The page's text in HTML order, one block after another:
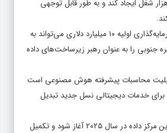
همراه با حدود ۱۰ هزار شغل ایجاد کند و به طور قابل توجهی
ارزش کل این پروژه با سرمایه‌گذاری اولیه ۱۰ میلیارد دلاری می‌تواند به
کره جنوبی را به عنوان رهبر زیرساخت‌های داده
محاسبات پیشرفته هوش مصنوعی است
برای خدمات دیجیتالی نسل جدید تبدیل
قرار است ساخت و ساز این مرکز داده در سال ۲۰۲۵ آغاز شود و تکمیل